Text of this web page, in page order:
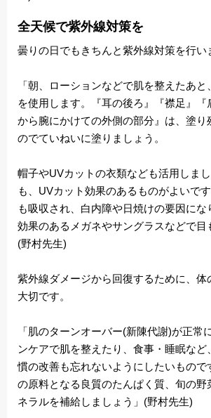
全天候で紫外線対策を
曇りの日でもきちんと紫外線対策を行い
「朝、ローションなどで肌を整えたあ
を使用します。『耳の後ろ』『襟足』『
から腕にかけての外側の部分』は、塗り
のでていねいに塗りましょう。
帽子やUVカットの衣類なども活用しま
も、UVカット効果のあるものがよいで
も吸収され、白内障や日焼けの要因にな
効果のあるメガネやサングラスなどで目
(野村先生)
紫外線ダメージから回復するために、体
大切です。
「肌のターンオーバー(新陳代謝)が正常
ンケアで肌を整えたり、食事・睡眠など
慣の改善も忘れないようにしたいもので
の原料となる良質のたんぱく質、旬の野
ネラルを補給しましょう」(野村先生)